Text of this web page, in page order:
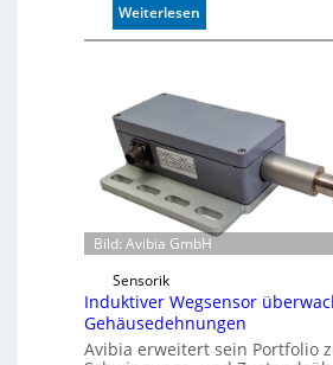
Weiterlesen
P
f
r
o
d
u
l
m
i
t
Bild: Avibia GmbH
Sensorik
Induktiver Wegsensor
Gehäusedehnungen
Avibia erweitert sein Portfolio